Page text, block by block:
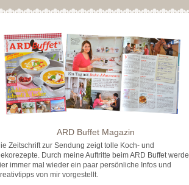
ARD Buffet Magazin
Zeitschrift zur Sendung zeigt tolle Koch- und
Durch meine Auftritte beim ARD Buffet
immer mal wieder ein paar persönliche Infos und
von mir vorgestellt.